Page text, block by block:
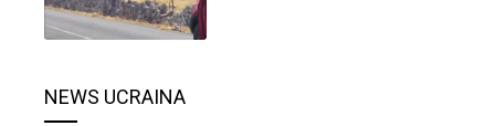
NEWS UCRAINA